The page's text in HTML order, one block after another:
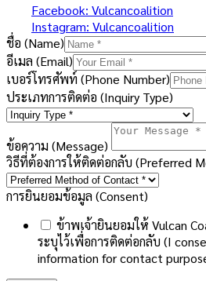
Facebook: Vulcancoalition
Instagram: Vulcancoalition
ชื่อ (Name)
อีเมล (Email)
เบอร์โทรศัพท์ (Phone Number)
ประเภทการติดต่อ (Inquiry Type)
ข้อความ (Message)
วิธีที่ต้องการให้ติดต่อกลับ (Preferred
การยินยอมข้อมูล (Consent)
ข้าพเจ้ายินยอมให้ Vulcan
ระบุไว้เพื่อการติดต่อกลับ (I
information for contact